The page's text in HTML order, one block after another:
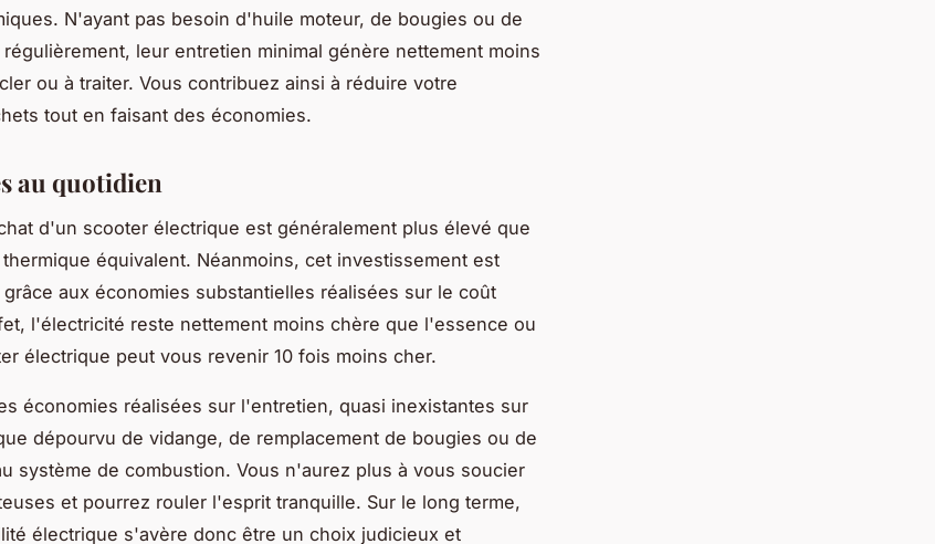
N'ayant pas besoin d'huile moteur, de bougies ou de
leur entretien minimal génère nettement moins
ou à traiter. Vous contribuez ainsi à réduire votre
tout en faisant des économies.
au quotidien
d'un scooter électrique est généralement plus élevé que
équivalent. Néanmoins, cet investissement est
aux économies substantielles réalisées sur le coût
l'électricité reste nettement moins chère que l'essence ou
électrique peut vous revenir 10 fois moins cher.
économies réalisées sur l'entretien, quasi inexistantes sur
dépourvu de vidange, de remplacement de bougies ou de
système de combustion. Vous n'aurez plus à vous soucier
et pourrez rouler l'esprit tranquille. Sur le long terme,
électrique s'avère donc être un choix judicieux et